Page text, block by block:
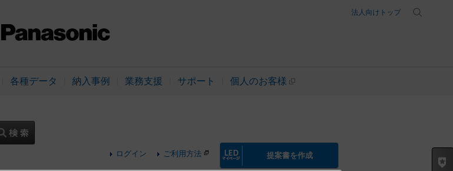
法人向けトップ
各種データ 納入事例 業務支援 サポート 個人のお客様
ログイン ご利用方法 提案書を作成